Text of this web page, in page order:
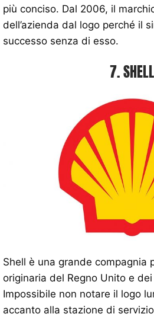
più conciso. Dal 2006, il
dell’azienda dal logo perché il
successo senza di esso.
7. SHELL
Shell è una grande compagnia
originaria del Regno Unito e
Impossibile non notare il logo
accanto alla stazione di